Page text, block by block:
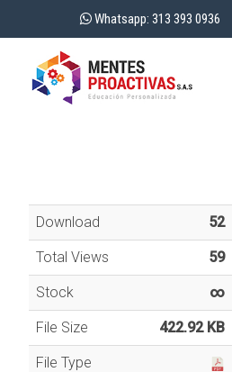
Whatsapp: 313 393 0936
Download 52
Total Views 59
Stock ∞
File Size 422.92 KB
File Type